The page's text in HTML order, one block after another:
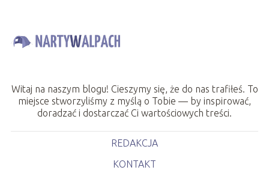
Witaj na naszym blogu! Cieszymy się, że do nas trafiłeś. To
miejsce stworzyliśmy z myślą o Tobie — by inspirować,
doradzać i dostarczać Ci wartościowych treści.
REDAKCJA
KONTAKT